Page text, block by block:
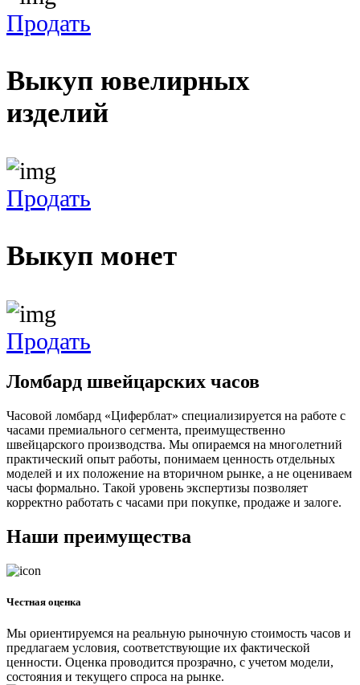
Продать
Выкуп ювелирных
изделий
Продать
Выкуп монет
Продать
Ломбард швейцарских часов
Часовой ломбард «Циферблат» специализируется на работе с
часами премиального сегмента, преимущественно
швейцарского производства. Мы опираемся на многолетний
практический опыт работы, понимаем ценность отдельных
моделей и их положение на вторичном рынке, а не оцениваем
часы формально. Такой уровень экспертизы позволяет
корректно работать с часами при покупке, продаже и залоге.
Наши преимущества
Честная оценка
Мы ориентируемся на реальную рыночную стоимость часов и
предлагаем условия, соответствующие их фактической
ценности. Оценка проводится прозрачно, с учетом модели,
состояния и текущего спроса на рынке.